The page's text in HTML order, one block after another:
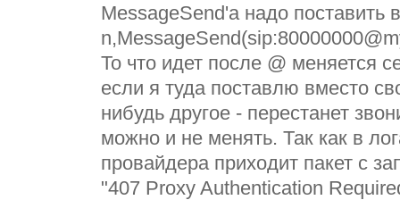
MessageSend'a надо поставить
То что идет после @ меняется
если я туда поставлю вместо
нибудь другое - перестанет
можно и не менять. Так как в
провайдера приходит пакет с
"407 Proxy Authentication